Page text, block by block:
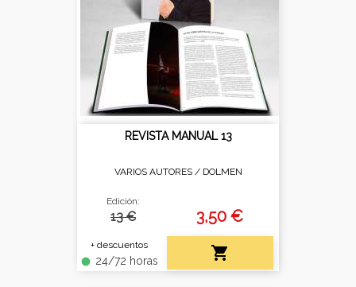
REVISTA MANUAL 13
VARIOS AUTORES / DOLMEN
Edición:
13 €
+ descuentos
fiber_manual_record 24/72 horas
3,50 €
